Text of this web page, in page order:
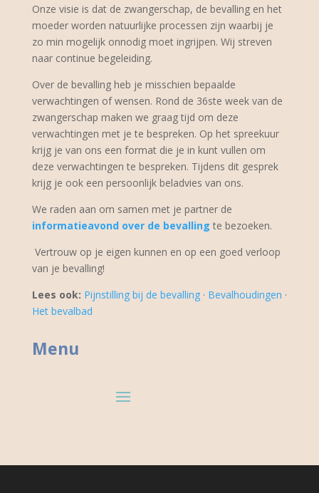
Onze visie is dat de zwangerschap, de bevalling en het
moeder worden natuurlijke processen zijn waarbij je
zo min mogelijk onnodig moet ingrijpen. Wij streven
naar continue begeleiding.
Over de bevalling heb je misschien bepaalde
verwachtingen of wensen. Rond de 36ste week van de
zwangerschap maken we graag tijd om deze
verwachtingen met je te bespreken. Op het spreekuur
krijg je van ons een format die je in kunt vullen om
deze verwachtingen te bespreken. Tijdens dit gesprek
krijg je ook een persoonlijk beladvies van ons.
We raden aan om samen met je partner de
informatieavond over de bevalling te bezoeken.
Vertrouw op je eigen kunnen en op een goed verloop
van je bevalling!
Lees ook: Pijnstilling bij de bevalling· Bevalhoudingen ·
Het bevalbad
Menu